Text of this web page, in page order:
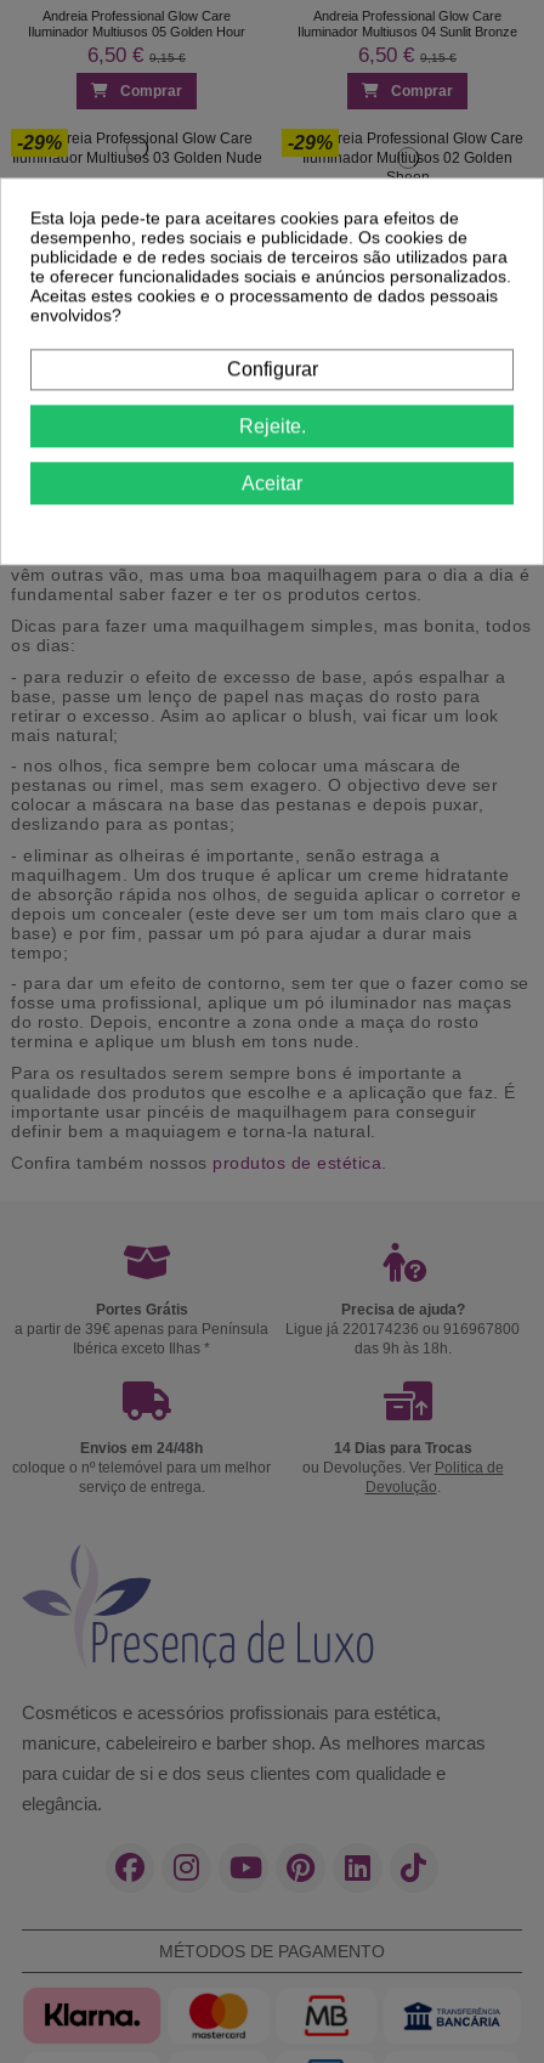
Andreia Professional Glow Care
Iluminador Multiusos 05 Golden Hour
6,50 € 9,15 €
Comprar
Andreia Professional Glow Care
Iluminador Multiusos 04 Sunlit Bronze
6,50 € 9,15 €
Comprar
-29%
6,50 €9,15 €
Comprar
-29%
Iluminador Multiusos 02 Golden Sheen
6,50 €9,15 €
Comprar
1 2 3 … 46
A maquilhagem natural e que cobra as imperfeições, é um dos
objectivos de quem gosta de usar maquiagem numa base
vêm outras vão, mas uma boa maquilhagem para o dia a dia é
fundamental saber fazer e ter os produtos certos.
Dicas para fazer uma maquilhagem simples, mas bonita, todos
os dias:
- para reduzir o efeito de excesso de base, após espalhar a
base, passe um lenço de papel nas maças do rosto para
retirar o excesso. Asim ao aplicar o blush, vai ficar um look
mais natural;
- nos olhos, fica sempre bem colocar uma máscara de
pestanas ou rimel, mas sem exagero. O objectivo deve ser
colocar a máscara na base das pestanas e depois puxar,
deslizando para as pontas;
- eliminar as olheiras é importante, senão estraga a
maquilhagem. Um dos truque é aplicar um creme hidratante
de absorção rápida nos olhos, de seguida aplicar o corretor e
depois um concealer (este deve ser um tom mais claro que a
base) e por fim, passar um pó para ajudar a durar mais
tempo;
- para dar um efeito de contorno, sem ter que o fazer como se
fosse uma profissional, aplique um pó iluminador nas maças
do rosto. Depois, encontre a zona onde a maça do rosto
termina e aplique um blush em tons nude.
Para os resultados serem sempre bons é importante a
qualidade dos produtos que escolhe e a aplicação que faz. É
importante usar pincéis de maquilhagem para conseguir
definir bem a maquiagem e torna-la natural.
Confira também nossos produtos de estética
Portes Grátis
a partir de 39€ apenas para Península
Ibérica exceto Ilhas *
Precisa de ajuda?
Ligue já 220174236 ou 916967800
das 9h às 18h.
Envios em 24/48h
coloque o nº telemóvel para um melhor
serviço de entrega.
14 Dias para Trocas
ou Devoluções. Ver Politica de
Devolução.
Cosméticos e acessórios profissionais para estética,
manicure, cabeleireiro e barber shop. As melhores marcas
para cuidar de si e dos seus clientes com qualidade e
elegância.
MÉTODOS DE PAGAMENTO
Esta loja pede-te para aceitares cookies para efeitos de
desempenho, redes sociais e publicidade. Os cookies de
publicidade e de redes sociais de terceiros são utilizados para
te oferecer funcionalidades sociais e anúncios personalizados.
Aceitas estes cookies e o processamento de dados pessoais
envolvidos?
Configurar
Rejeite.
Aceitar